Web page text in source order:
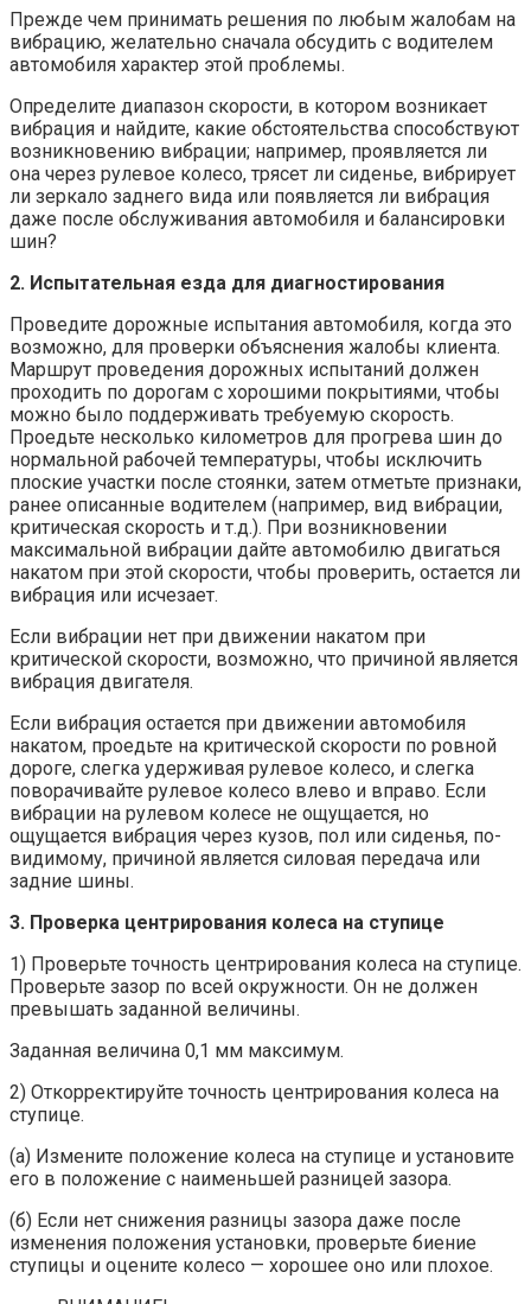
Прежде чем принимать решения по любым жалобам на
вибрацию, желательно сначала обсудить с водителем
автомобиля характер этой проблемы.
Определите диапазон скорости, в котором возникает
вибрация и найдите, какие обстоятельства способствуют
возникновению вибрации; например, проявляется ли
она через рулевое колесо, трясет ли сиденье, вибрирует
ли зеркало заднего вида или появляется ли вибрация
даже после обслуживания автомобиля и балансировки
шин?
2. Испытательная езда для диагностирования
Проведите дорожные испытания автомобиля, когда это
возможно, для проверки объяснения жалобы клиента.
Маршрут проведения дорожных испытаний должен
проходить по дорогам с хорошими покрытиями, чтобы
можно было поддерживать требуемую скорость.
Проедьте несколько километров для прогрева шин до
нормальной рабочей температуры, чтобы исключить
плоские участки после стоянки, затем отметьте признаки,
ранее описанные водителем (например, вид вибрации,
критическая скорость и т.д.). При возникновении
максимальной вибрации дайте автомобилю двигаться
накатом при этой скорости, чтобы проверить, остается ли
вибрация или исчезает.
Если вибрации нет при движении накатом при
критической скорости, возможно, что причиной является
вибрация двигателя.
Если вибрация остается при движении автомобиля
накатом, проедьте на критической скорости по ровной
дороге, слегка удерживая рулевое колесо, и слегка
поворачивайте рулевое колесо влево и вправо. Если
вибрации на рулевом колесе не ощущается, но
ощущается вибрация через кузов, пол или сиденья, по-
видимому, причиной является силовая передача или
задние шины.
3. Проверка центрирования колеса на ступице
1) Проверьте точность центрирования колеса на ступице.
Проверьте зазор по всей окружности. Он не должен
превышать заданной величины.
Заданная величина 0,1 мм максимум.
2) Откорректируйте точность центрирования колеса на
ступице.
(а) Измените положение колеса на ступице и установите
его в положение с наименьшей разницей зазора.
(б) Если нет снижения разницы зазора даже после
изменения положения установки, проверьте биение
ступицы и оцените колесо — хорошее оно или плохое.